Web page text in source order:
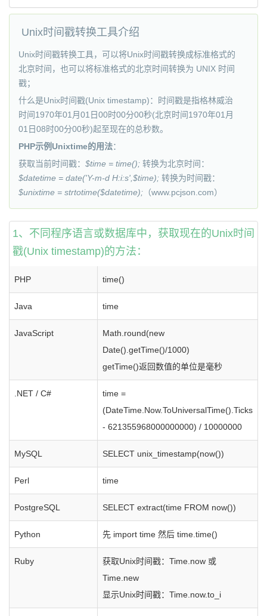
Unix时间戳转换工具介绍
Unix时间戳转换工具，可以将Unix时间戳转换成标准格式的
北京时间，也可以将标准格式的北京时间转换为 UNIX 时间
戳；
什么是Unix时间戳(Unix timestamp)：时间戳是指格林威治
时间1970年01月01日00时00分00秒(北京时间1970年01月
01日08时00分00秒)起至现在的总秒数。
PHP示例Unixtime的用法：
获取当前时间戳： $time = time(); 转换为北京时间：
$datetime = date('Y-m-d H:i:s',$time); 转换为时间戳：
$unixtime = strtotime($datetime); （www. pcjson .com）
1、不同程序语言或数据库中，获取现在的Unix时间
戳(Unix timestamp)的方法：
PHP time()
Java time
JavaScript
Math.round(new
Date().getTime()/1000)
getTime()返回数值的单位是毫秒
.NET / C#
time =
(DateTime.Now.ToUniversalTime().Ticks
- 621355968000000000) / 10000000
MySQL SELECT unix_timestamp(now())
Perl time
PostgreSQL SELECT extract(time FROM now())
Python 先 import time 然后 time.time()
Ruby
获取Unix时间戳：Time.now 或
Time.new
显示Unix时间戳：Time.now.to_i